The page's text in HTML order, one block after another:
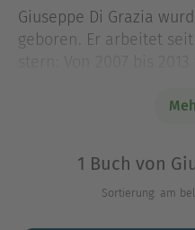
Giuseppe Di Grazia
geboren. Er arbeitet
als stellvertretender
Crime, dessen
2010 gewann er mit
Henri-Nannen-Preis in
1 Buch von
Sortierung: am